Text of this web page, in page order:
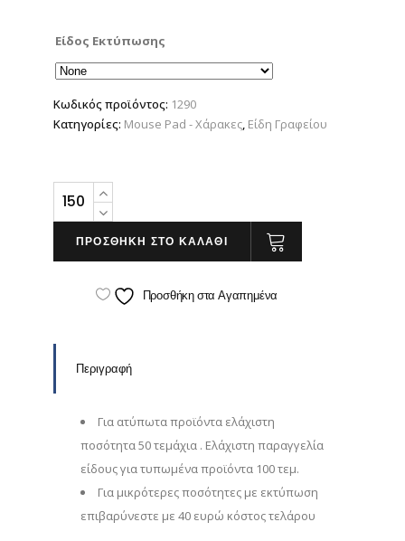
Είδος Εκτύπωσης
Κωδικός προϊόντος: 1290
Κατηγορίες: Mouse Pad - Χάρακες Είδη Γραφείου
Χάρακας
quantity
ΠΡΟΣΘΗΚΗ ΣΤΟ ΚΑΛΑΘΙ
Προσθήκη στα Αγαπημένα
Περιγραφή
Για ατύπωτα προϊόντα ελάχιστη
ποσότητα 50 τεμάχια . Ελάχιστη παραγγελία
είδους για τυπωμένα προϊόντα 100 τεμ.
Για μικρότερες ποσότητες με εκτύπωση
επιβαρύνεστε με 40 ευρώ κόστος τελάρου